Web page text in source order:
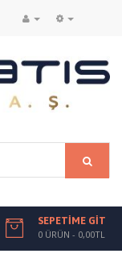
SEPETIME GIT
0 ÜRÜN - 0,00TL